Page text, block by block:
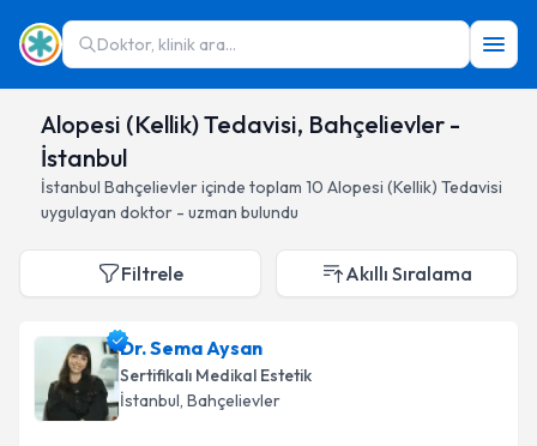
Doktor, klinik ara...
Alopesi (Kellik) Tedavisi, Bahçelievler -
İstanbul
İstanbul Bahçelievleriçinde toplam 10 Alopesi (Kellik) Tedavisi
uygulayan doktor - uzman bulundu
Filtrele Akıllı Sıralama
Dr. Sema Aysan
Sertifikalı Medikal Estetik
İstanbul, Bahçelievler